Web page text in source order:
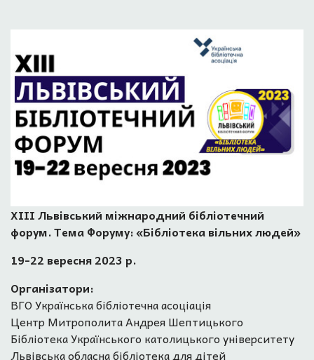
XIІІ Львівський міжнародний бібліотечний
форум. Тема Форуму: «Бібліотека вільних людей»
19-22 вересня 2023 р.
Організатори:
ВГО Українська бібліотечна асоціація
Центр Митрополита Андрея Шептицького
Бібліотека Українського католицького університету
Львівська обласна бібліотека для дітей